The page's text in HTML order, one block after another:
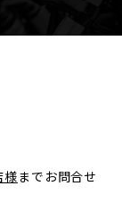
様までお問合せ